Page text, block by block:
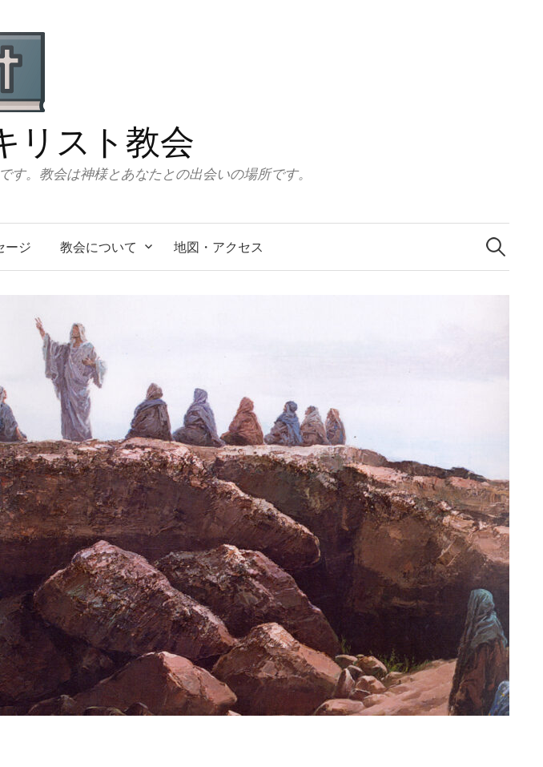
リスト教会
。教会は神様とあなたとの出会いの場所です。
ージ 教会について 地図・アクセス
検
索: